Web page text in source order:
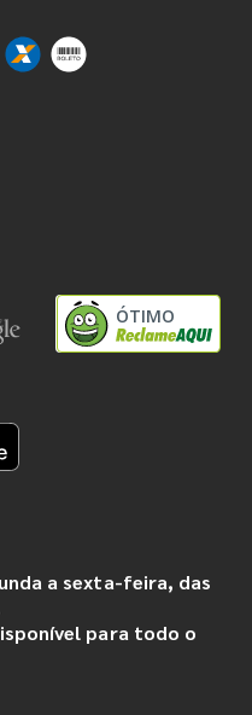
ÓTIMO
a sexta-feira, das
para todo o